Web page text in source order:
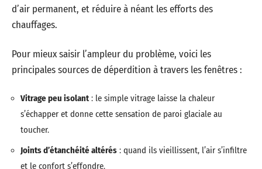
d’air permanent, et réduire à néant les efforts des
chauffages.
Pour mieux saisir l’ampleur du problème, voici les
principales sources de déperdition à travers les fenêtres :
Vitrage peu isolant: le simple vitrage laisse la chaleur
s’échapper et donne cette sensation de paroi glaciale au
toucher.
Joints d’étanchéité altérés : quand ils vieillissent, l’air s’infiltre
et le confort s’effondre.